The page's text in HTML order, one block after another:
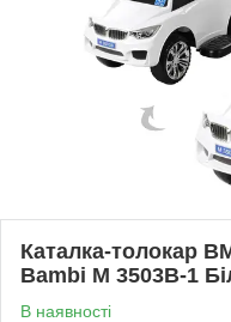
Каталка-толокар
Bambi M 3503B-1
В наявності